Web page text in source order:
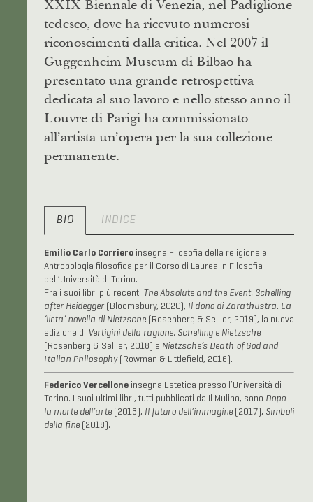
XXIX Biennale di Venezia, nel Padiglione
tedesco, dove ha ricevuto numerosi
riconoscimenti dalla critica. Nel 2007 il
Guggenheim Museum di Bilbao ha
presentato una grande retrospettiva
dedicata al suo lavoro e nello stesso anno il
Louvre di Parigi ha commissionato
all’artista un’opera per la sua collezione
permanente.
BIO INDICE
Emilio Carlo Corrieroinsegna Filosofia della religione e
Antropologia filosofica per il Corso di Laurea in Filosofia
dell’Università di Torino.
Fra i suoi libri più recenti The Absolute and the Event. Schelling
after Heidegger(Bloomsbury, 2020), Il dono di Zarathustra. La
‘lieta’ novella di Nietzsche(Rosenberg & Sellier, 2019), la nuova
edizione di Vertigini della ragione. Schelling e Nietzsche
(Rosenberg & Sellier, 2018) e Nietzsche’s Death of God and
Italian Philosophy(Rowman & Littlefield, 2016).
Federico Vercelloneinsegna Estetica presso l’Università di
Torino. I suoi ultimi libri, tutti pubblicati da Il Mulino, sono Dopo
la morte dell’arte(2013), Il futuro dell’immagine(2017), Simboli
della fine(2018).